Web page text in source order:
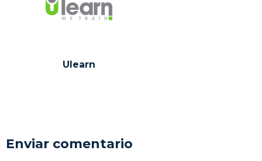
Ulearn
Enviar comentario